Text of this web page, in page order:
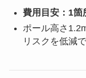
費用目安：1箇
ポール高さ
リスクを低減